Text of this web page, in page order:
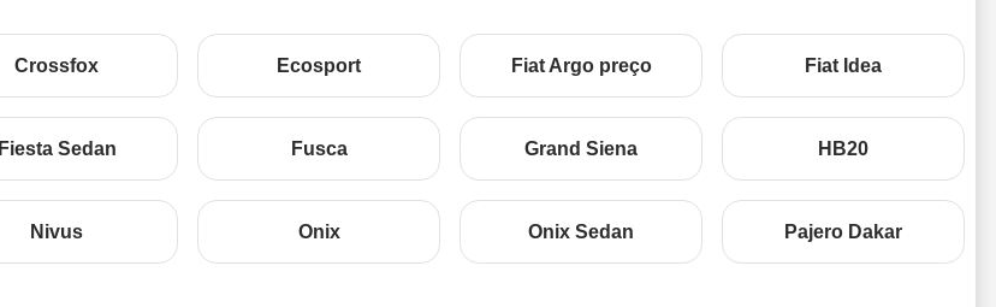
Crossfox Ecosport Fiat Argo preço Fiat Idea
Fiesta Sedan Fusca Grand Siena HB20
Nivus Onix Onix Sedan Pajero Dakar